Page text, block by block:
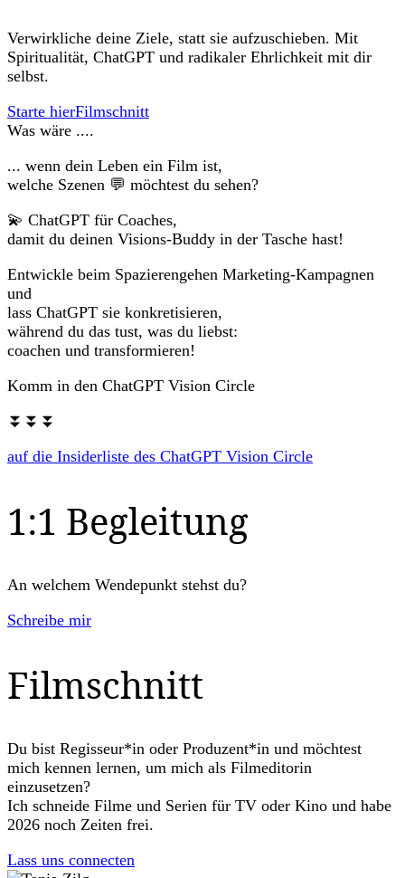
Verwirkliche deine Ziele, statt sie aufzuschieben. Mit
Spiritualität, ChatGPT und radikaler Ehrlichkeit mit dir
selbst.
Starte hierFilmschnitt
Was wäre ....
... wenn dein Leben ein Film ist,
welche Szenen 💬 möchtest du sehen?
💫 ChatGPT für Coaches,
damit du deinen Visions-Buddy in der Tasche hast!
Entwickle beim Spazierengehen Marketing-Kampagnen
und
lass ChatGPT sie konkretisieren,
während du das tust, was du liebst:
coachen und transformieren!
Komm in den ChatGPT Vision Circle
⏬⏬⏬
auf die Insiderliste des ChatGPT Vision Circle
1:1 Begleitung
An welchem Wendepunkt stehst du?
Schreibe mir
Filmschnitt
Du bist Regisseur*in oder Produzent*in und möchtest
mich kennen lernen, um mich als Filmeditorin
einzusetzen?
Ich schneide Filme und Serien für TV oder Kino und habe
2026 noch Zeiten frei.
Lass uns connecten